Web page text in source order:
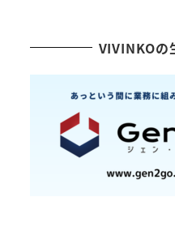
VIVINKOの